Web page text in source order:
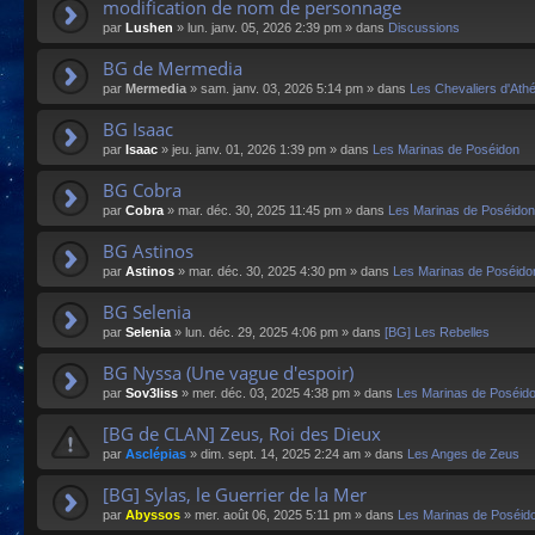
modification de nom de personnage
par Lushen » lun. janv. 05, 2026 2:39 pm » dans Discussions
BG de Mermedia
par Mermedia » sam. janv. 03, 2026 5:14 pm » dans Les Chevaliers
BG Isaac
par Isaac » jeu. janv. 01, 2026 1:39 pm » dans Les Marinas de Poséidon
BG Cobra
par Cobra» mar. déc. 30, 2025 11:45 pm » dans Les Marinas de Poséidon
BG Astinos
par Astinos » mar. déc. 30, 2025 4:30 pm » dans Les Marinas de
BG Selenia
par Selenia» lun. déc. 29, 2025 4:06 pm » dans [BG] Les Rebelles
BG Nyssa (Une vague d'espoir)
par Sov3liss » mer. déc. 03, 2025 4:38 pm » dans Les Marinas de
[BG de CLAN] Zeus, Roi des Dieux
par Asclépias » dim. sept. 14, 2025 2:24 am » dans Les Anges de Zeus
[BG] Sylas, le Guerrier de la Mer
par Abyssos » mer. août 06, 2025 5:11 pm » dans Les Marinas de